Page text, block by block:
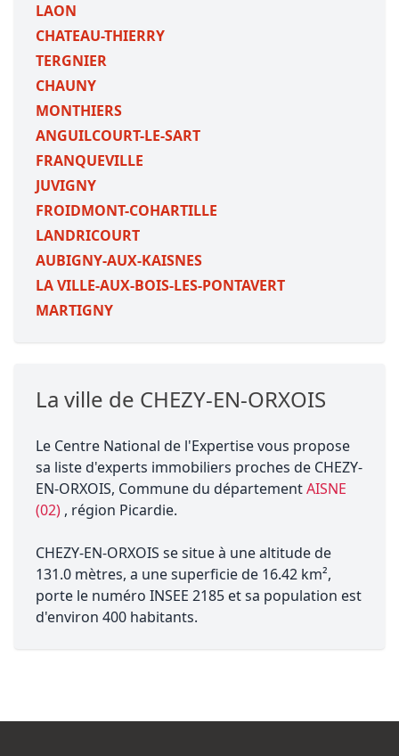
LAON
CHATEAU-THIERRY
TERGNIER
CHAUNY
MONTHIERS
ANGUILCOURT-LE-SART
FRANQUEVILLE
JUVIGNY
FROIDMONT-COHARTILLE
LANDRICOURT
AUBIGNY-AUX-KAISNES
LA VILLE-AUX-BOIS-LES-PONTAVERT
MARTIGNY
La ville de CHEZY-EN-ORXOIS
Le Centre National de l'Expertise vous propose
sa liste d'experts immobiliers proches de CHEZY-
EN-ORXOIS, Commune du départementAISNE
(02) , région Picardie.
CHEZY-EN-ORXOIS se situe à une altitude de
131.0 mètres, a une superficie de 16.42 km²,
porte le numéro INSEE 2185 et sa population est
d'environ 400 habitants.